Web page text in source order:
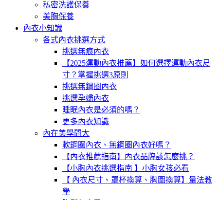
私密洗護保養
美胸保養
內衣小知識
各式內衣挑選方式
挑選無痕內衣
【2025運動內衣推薦】如何選擇運動內衣尺
寸？掌握挑選3原則
挑選無鋼圈內衣
挑選孕婦內衣
睡眠內衣是必須的嗎？
更多內衣知識
內在美學問大
軟鋼圈內衣、無鋼圈內衣好嗎？
【內衣推薦指南】內衣品牌該怎麼挑？
【小胸內衣挑選指南 】小胸女孩必看
【 內衣尺寸、罩杯換算、胸圍換算】量法教
學